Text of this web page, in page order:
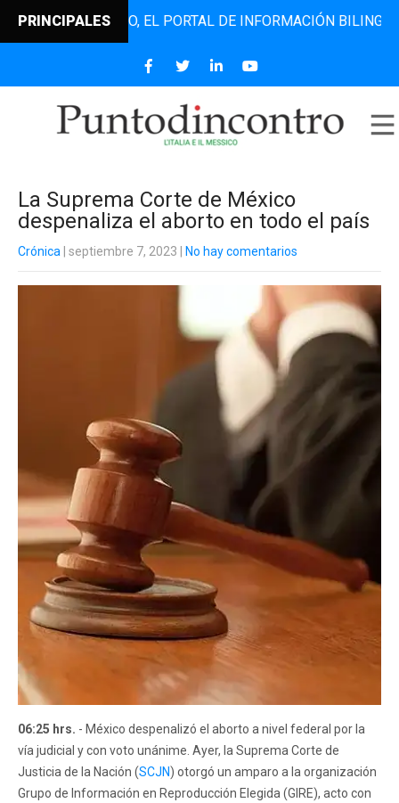
PRINCIPALESEL PORTAL DE INFORMACIÓN BILINGÜE
La Suprema Corte de México
despenaliza el aborto en todo el país
Crónica | septiembre 7, 2023 No hay comentarios
06:25 hrs. - México despenalizó el aborto a nivel federal por la
vía judicial y con voto unánime. Ayer, la Suprema Corte de
Justicia de la Nación (SCJN) otorgó un amparo a la organización
Grupo de Información en Reproducción Elegida (GIRE), acto con